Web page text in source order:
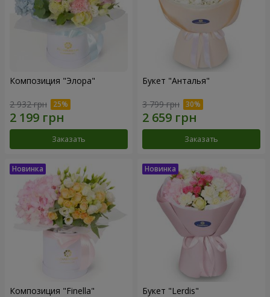
Композиция "Элора"
2 932 грн
Заказать
Букет "Анталья"
3 799 грн
Заказать
Композиция "Finella" Букет "Lerdis"